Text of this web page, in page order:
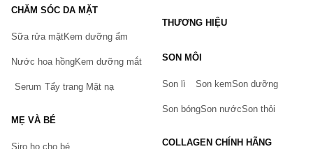
Bạn gặp vấn đề về sản phẩm hay mua hàng?
Hãy báo lỗi cho chúng tôi. Hoặc gọi cho chúng tôi qua số
CHĂM SÓC DA MẶT
Sữa rửa mặtKem dưỡng ẩm
Nước hoa hồngKem dưỡng mắt
Serum Tẩy trang Mặt nạ
MẸ VÀ BÉ
Siro ho cho bé
THƯƠNG HIỆU
SON MÔI
Son lì Son kemSon dưỡng
Son bóngSon nướcSon thỏi
COLLAGEN CHÍNH HÃNG